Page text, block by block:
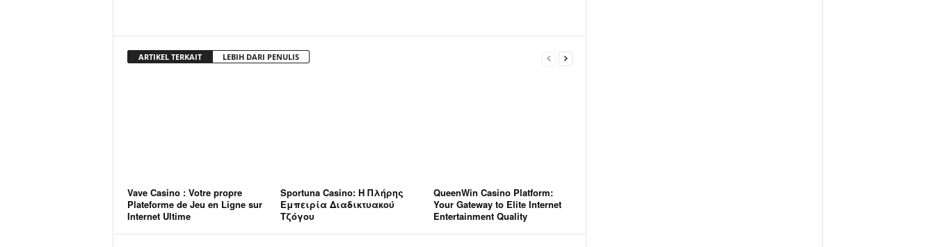
ARTIKEL TERKAIT LEBIH DARI PENULIS
Vave Casino : Votre propre
Plateforme de Jeu en Ligne sur
Internet Ultime
Sportuna Casino: Η Πλήρης
Εμπειρία Διαδικτυακού
Τζόγου
QueenWin Casino Platform:
Your Gateway to Elite Internet
Entertainment Quality